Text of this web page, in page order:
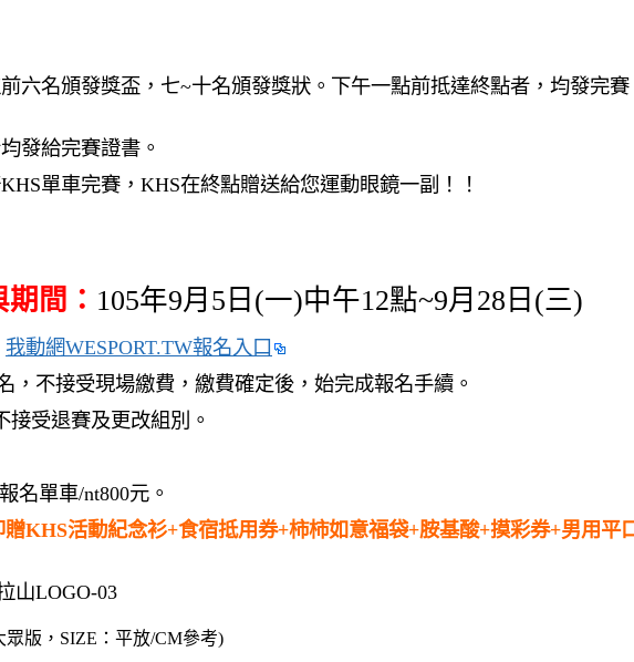
六名頒發獎盃，七~十名頒發獎狀。下午一點前抵達終點者，均發完賽
發給完賽證書。
單車完賽，KHS在終點贈送給您運動眼鏡一副！！
間： 105年9月5日(一)中午12點~9月28日(三)
我動網WESPORT.TW報名入口
，不接受現場繳費，繳費確定後，始完成報名手續。
接受退賽及更改組別。
報名單車/nt800元。
KHS活動紀念衫+食宿抵用券+柿柿如意福袋+胺基酸+摸彩券+男用平
眾版，SIZE：平放/CM參考)